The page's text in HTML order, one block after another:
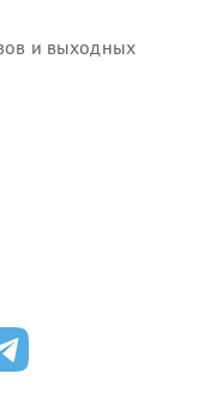
и выходных